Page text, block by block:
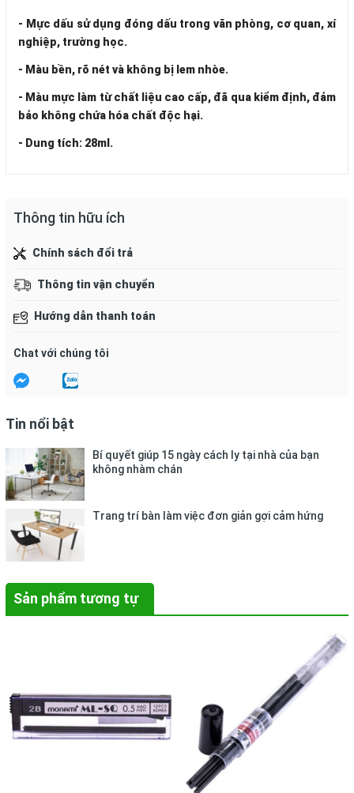
- Mực dấu sử dụng đóng dấu trong văn phòng, cơ quan, xí
nghiệp, trường học.
- Màu bền, rõ nét và không bị lem nhòe.
- Màu mực làm từ chất liệu cao cấp, đã qua kiểm định, đảm
bảo không chứa hóa chất độc hại.
- Dung tích: 28ml.
Thông tin hữu ích
Chính sách đổi trả
Thông tin vận chuyển
Hướng dẫn thanh toán
Chat với chúng tôi
Tin nổi bật
Bí quyết giúp 15 ngày cách ly tại nhà của bạn
không nhàm chán
Trang trí bàn làm việc đơn giản gợi cảm hứng
Sản phẩm tương tự